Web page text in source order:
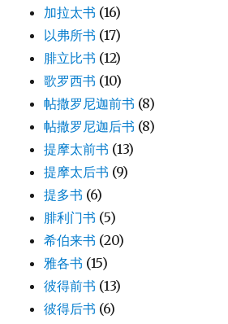
加拉太书 (16)
以弗所书 (17)
腓立比书 (12)
歌罗西书 (10)
帖撒罗尼迦前书 (8)
帖撒罗尼迦后书 (8)
提摩太前书 (13)
提摩太后书 (9)
提多书 (6)
腓利门书 (5)
希伯来书 (20)
雅各书 (15)
彼得前书 (13)
彼得后书 (6)